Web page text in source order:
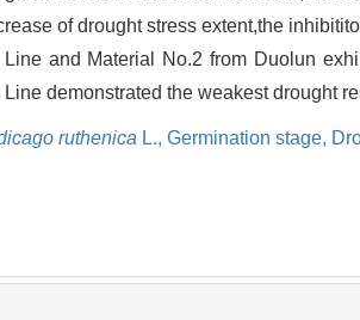
of drought stress extent,the
and Material No.2 from Duolun
Line demonstrated the weakest drought
ruthenica L., Germination stage,